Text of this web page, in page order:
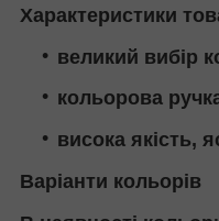
Характеристики
великий вибір
кольорова
висока якість,
Варіанти кольорів